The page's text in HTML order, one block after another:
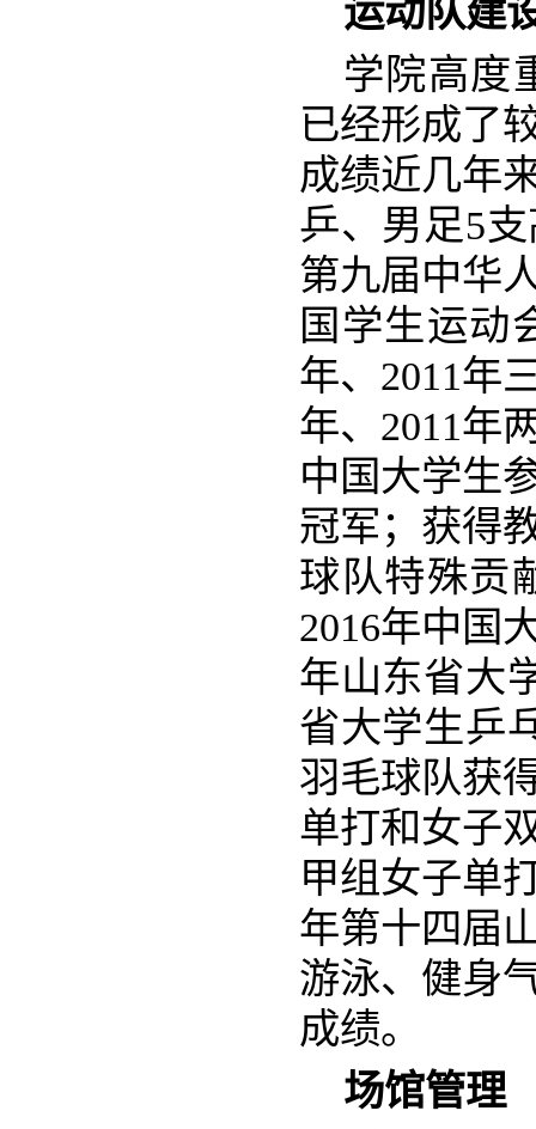
运动队建
学院高度
已经形成了
成绩近几年
乒、男足5
第九届中华
国学生运动
年、2011年
年、2011年
中国大学生
冠军；获得
球队特殊贡
2016年中国
年山东省大
省大学生乒
羽毛球队获
单打和女子
甲组女子单
年第十四届
游泳、健身
成绩。
场馆管理